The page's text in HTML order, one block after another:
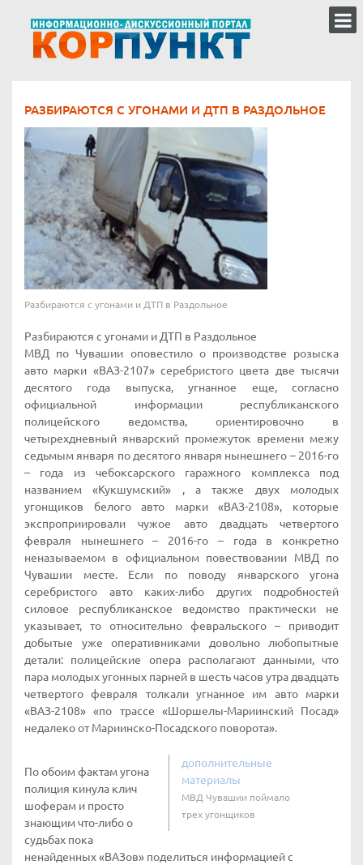
РАЗБИРАЮТСЯ С УГОНАМИ И ДТП В РАЗДОЛЬНОЕ
Разбираются с угонами и ДТП в Раздольное
Разбираются с угонами и ДТП в Раздольное
МВД по Чувашии оповестило о производстве розыска
авто марки «ВАЗ-2107» серебристого цвета две тысячи
десятого года выпуска, угнанное еще, согласно
официальной информации республиканского
полицейского ведомства, ориентировочно в
четырехдневный январский промежуток времени межу
седьмым января по десятого января нынешнего – 2016-го
– года из чебоксарского гаражного комплекса под
названием «Кукшумский» , а также двух молодых
угонщиков белого авто марки «ВАЗ-2108», которые
экспроприировали чужое авто двадцать четвертого
февраля нынешнего – 2016-го – года в конкретно
неназываемом в официальном повествовании МВД по
Чувашии месте. Если по поводу январского угона
серебристого авто каких-либо других подробностей
силовое республиканское ведомство практически не
указывает, то относительно февральского – приводит
добытые уже оперативниками довольно любопытные
детали: полицейские опера располагают данными, что
пара молодых угонных парней в шесть часов утра двадцать
четвертого февраля толкали угнанное им авто марки
«ВАЗ-2108» «по трассе «Шоршелы-Мариинский Посад»
недалеко от Мариинско-Посадского поворота».
дополнительные
материалы
МВД Чувашии поймало
трех угонщиков
По обоим фактам угона
полиция кинула клич
шоферам и просто
знающим что-либо о
судьбах пока
ненайденных «ВАЗов» поделиться информацией с